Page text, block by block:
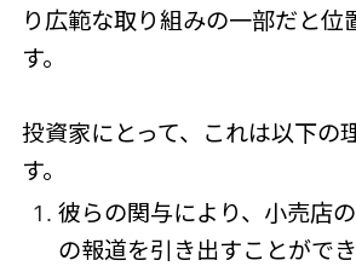
り広範な取り組みの一部だと位
す。
投資家にとって、これは以下の
す。
彼らの関与により、小売店
の報道を引き出すことができ